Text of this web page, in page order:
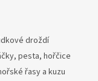
droždí
pesta, hořčice
řasy a kuzu